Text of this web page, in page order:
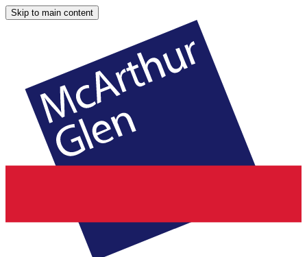
Skip to main content